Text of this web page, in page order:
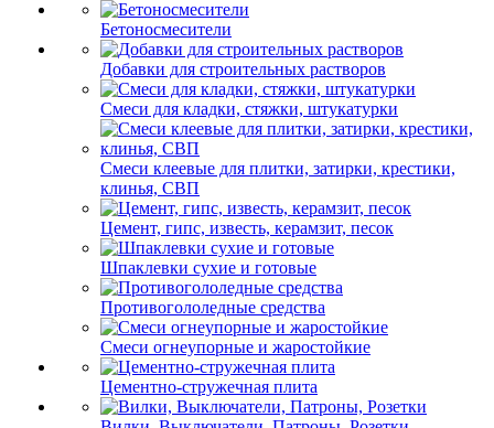
Бетоносмесители
Добавки для строительных растворов
Смеси для кладки, стяжки, штукатурки
Смеси клеевые для плитки, затирки, крестики,
клинья, СВП
Цемент, гипс, известь, керамзит, песок
Шпаклевки сухие и готовые
Противогололедные средства
Смеси огнеупорные и жаростойкие
Цементно-стружечная плита